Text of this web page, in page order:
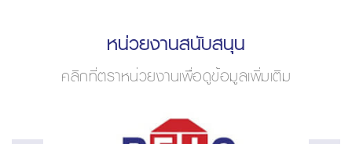
หน่วยงานสนับสนุน
คลิกที่ตราหน่วยงานเพื่อดูข้อมูลเพิ่มเติม